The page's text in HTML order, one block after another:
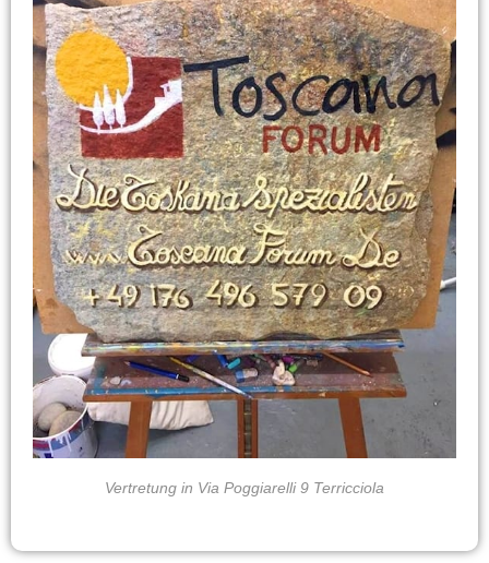
Vertretung in Via Poggiarelli 9 Terricciola